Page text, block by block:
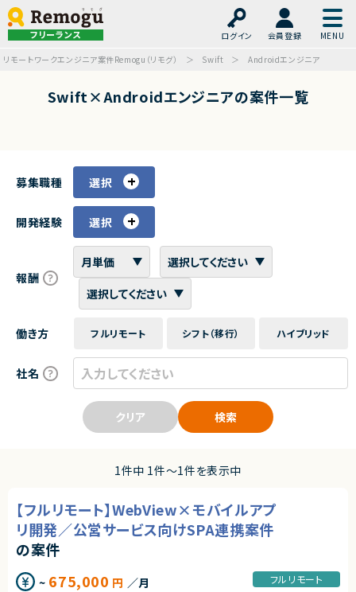
フリーランス ログイン
会員登録
リモートワークエンジニア案件Remogu（リモグ）
Swift Androidエンジニア
Swift×Androidエンジニアの案件一覧
募集職種 選択
開発経験 選択
報酬
働き方 フルリモート シフト（移行） ハイブリッド
社名
クリア 検索
1件中 1件〜1件を表示中
【フルリモート】WebView×モバイルアプ
リ開発／公営サービス向けSPA連携案件
の案件
~ 675,000 円 ／月
フルリモート